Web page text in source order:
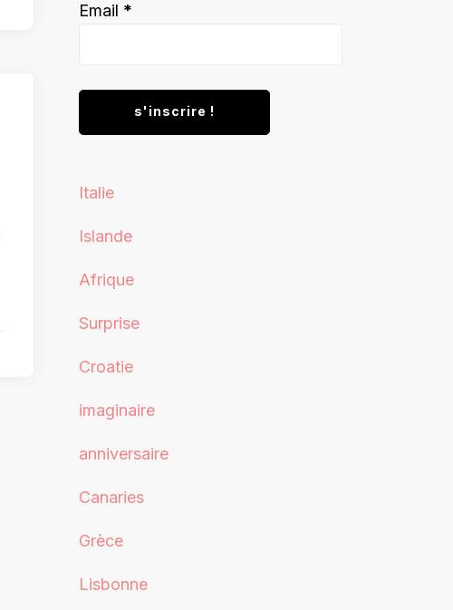
Email *
Italie
Islande
Afrique
Surprise
Croatie
imaginaire
anniversaire
Canaries
Grèce
Lisbonne